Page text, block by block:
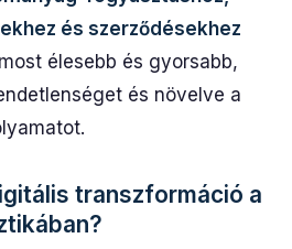
és szerződésekhez
élesebb és gyorsabb,
és növelve a
transzformáció a